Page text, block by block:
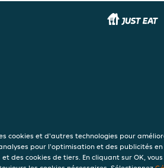
cookies et d'autres technologies pour
pour l'optimisation et des publicités
des cookies de tiers. En cliquant sur OK,